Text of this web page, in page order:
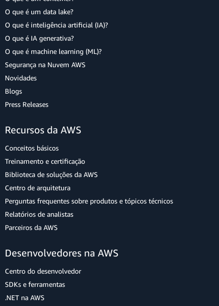
O que é um data lake?
O que é inteligência artificial (IA)?
O que é IA generativa?
O que é machine learning (ML)?
Segurança na Nuvem AWS
Novidades
Blogs
Press Releases
Recursos da AWS
Conceitos básicos
Treinamento e certificação
Biblioteca de soluções da AWS
Centro de arquitetura
Perguntas frequentes sobre produtos e tópicos técnicos
Relatórios de analistas
Parceiros da AWS
Desenvolvedores na AWS
Centro do desenvolvedor
SDKs e ferramentas
.NET na AWS